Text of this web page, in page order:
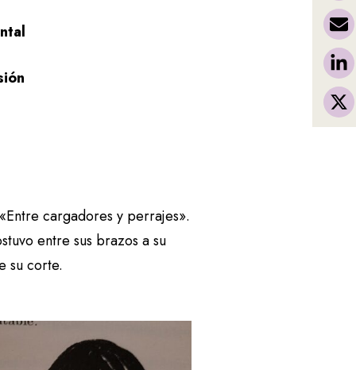
cargadores y perrajes».
entre sus brazos a su
su corte.